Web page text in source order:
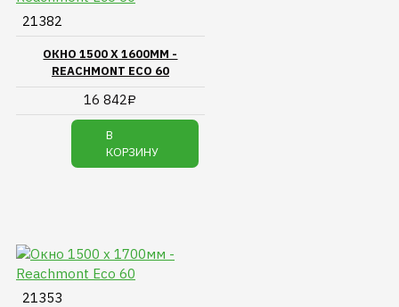
21382
ОКНО 1500 Х 1600ММ -
REACHMONT ECO 60
16 842₽
В
КОРЗИНУ
21353